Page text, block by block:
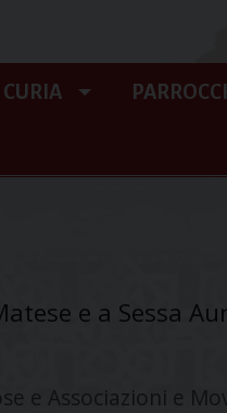
CURIA
e a Sessa
e Associazioni e